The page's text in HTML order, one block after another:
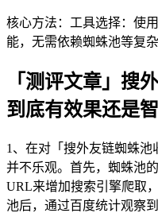
核心方法：工具选择：使
能，无需依赖蜘蛛池等复杂
「测评文章」搜
到底有效果还是
1、在对「搜外友链蜘蛛
并不乐观。首先，蜘蛛池
URL来增加搜索引擎爬取
池后，通过百度统计观察